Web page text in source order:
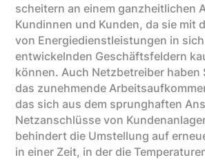
scheitern an einem ganzheitlichen
Kundinnen und Kunden, da sie mit
von Energiedienstleistungen in
entwickelnden Geschäftsfeldern
können. Auch Netzbetreiber haben
das zunehmende
das sich aus dem sprunghaften
Netzanschlüsse von
behindert die Umstellung auf
in einer Zeit, in der die